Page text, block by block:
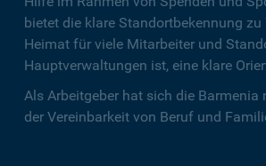
bietet die klare Standortbekennung zu
Heimat für viele Mitarbeiter und
Hauptverwaltungen ist, eine klare
Als Arbeitgeber hat sich die
der Vereinbarkeit von Beruf und